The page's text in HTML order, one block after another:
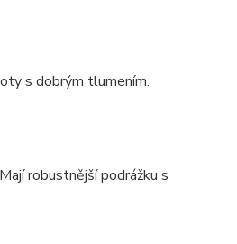
s dobrým tlumením.
robustnější podrážku s